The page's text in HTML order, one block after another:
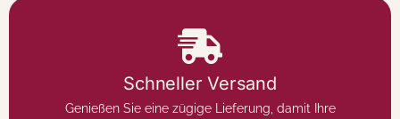
Schneller Versand
Genießen Sie eine zügige Lieferung, damit Ihre